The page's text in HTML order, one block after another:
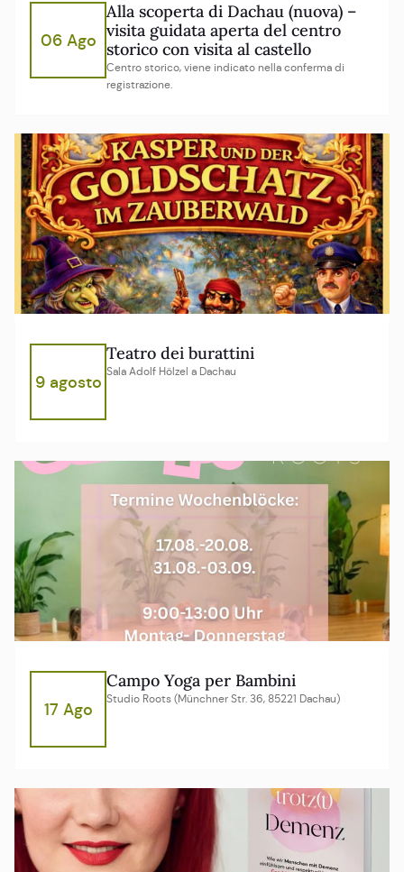
06 Ago
Alla scoperta di Dachau (nuova) –
visita guidata aperta del centro
storico con visita al castello
Centro storico, viene indicato nella conferma di
registrazione.
9 agosto
Teatro dei burattini
Sala Adolf Hölzel a Dachau
17 Ago
Campo Yoga per Bambini
Studio Roots (Münchner Str. 36, 85221 Dachau)